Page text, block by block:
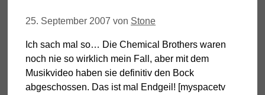
25. September 2007 von Stone
Ich sach mal so… Die Chemical Brothers waren
noch nie so wirklich mein Fall, aber mit dem
Musikvideo haben sie definitiv den Bock
abgeschossen. Das ist mal Endgeil! [myspacetv